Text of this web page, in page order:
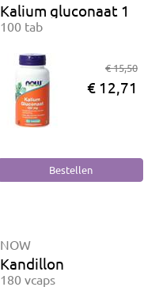
Kalium gluconaat 100
100 tab
€ 15,50
€ 12,71
NOW
Kandillon
180 vcaps